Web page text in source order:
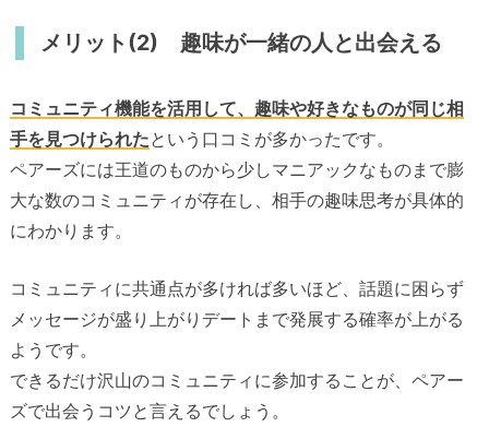
メリット(2) 趣味が一緒の人と出会える
コミュニティ機能を活用して、趣味や好きなものが同じ相
手を見つけられたという口コミが多かったです。
ペアーズには王道のものから少しマニアックなものまで膨
大な数のコミュニティが存在し、相手の趣味思考が具体的
にわかります。
コミュニティに共通点が多ければ多いほど、話題に困らず
メッセージが盛り上がりデートまで発展する確率が上がる
ようです。
できるだけ沢山のコミュニティに参加することが、ペアー
ズで出会うコツと言えるでしょう。